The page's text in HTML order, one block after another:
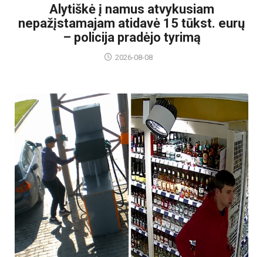
Alytiškė į namus atvykusiam
nepažįstamajam atidavė 15 tūkst. eurų
– policija pradėjo tyrimą
2026-08-08